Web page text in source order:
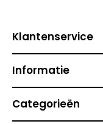
Klantenservice
Informatie
Categorieën